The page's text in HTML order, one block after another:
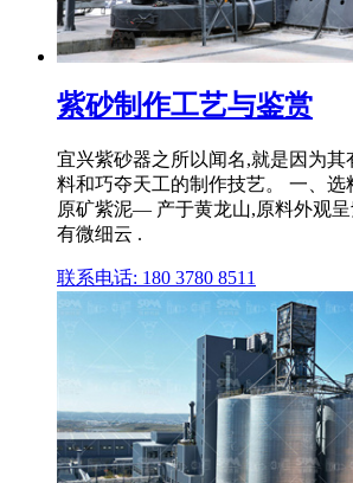
紫砂制作工艺与鉴赏
宜兴紫砂器之所以闻名,就是因为
料和巧夺天工的制作技艺。 一、选
原矿紫泥— 产于黄龙山,原料外观
有微细云 .
联系电话: 180 3780 8511